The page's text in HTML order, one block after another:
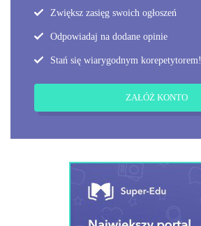
Zwiększ zasięg swoich ogłoszeń
Odpowiadaj na dodane opinie
Stań się wiarygodnym korepetytorem!
ZAŁÓŻ KONTO